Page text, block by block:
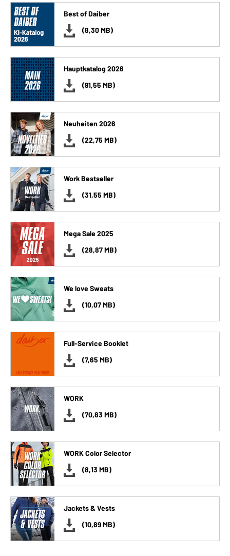
Best of Daiber
(8,30 MB)
Hauptkatalog 2026
(91,55 MB)
Neuheiten 2026
(22,75 MB)
Work Bestseller
(31,55 MB)
Mega Sale 2025
(28,87 MB)
We love Sweats
(10,07 MB)
Full-Service Booklet
(7,65 MB)
WORK
(70,83 MB)
WORK Color Selector
(8,13 MB)
Jackets & Vests
(10,89 MB)